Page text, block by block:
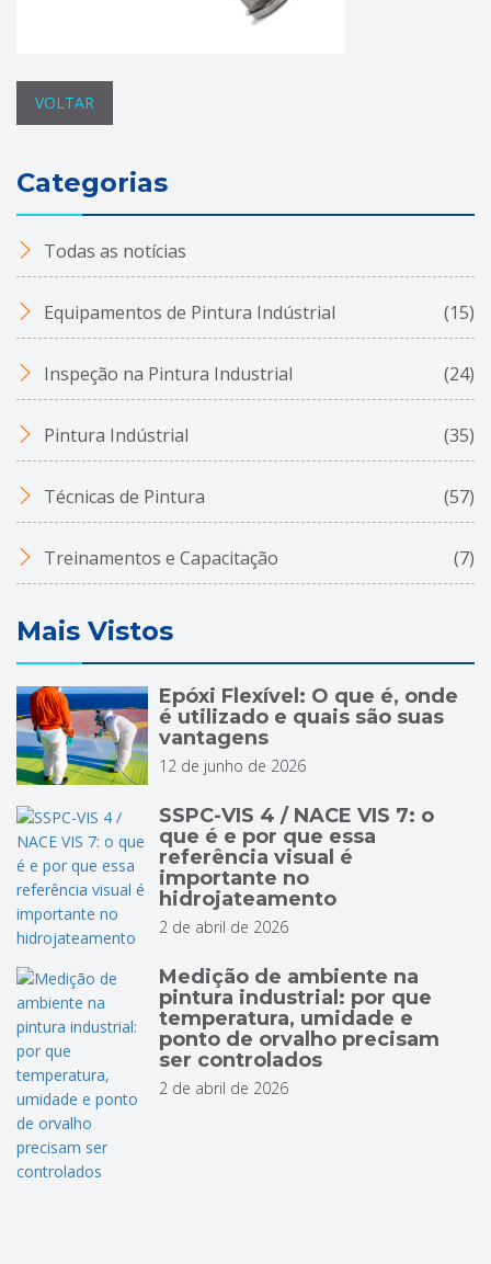
VOLTAR
Categorias
Todas as notícias
Equipamentos de Pintura Indústrial (15)
Inspeção na Pintura Industrial (24)
Pintura Indústrial (35)
Técnicas de Pintura (57)
Treinamentos e Capacitação (7)
Mais Vistos
Epóxi Flexível: O que é, onde
é utilizado e quais são suas
vantagens
12 de junho de 2026
SSPC-VIS 4 / NACE VIS 7: o
que é e por que essa
referência visual é
importante no
hidrojateamento
2 de abril de 2026
Medição de ambiente na
pintura industrial: por que
temperatura, umidade e
ponto de orvalho precisam
ser controlados
2 de abril de 2026